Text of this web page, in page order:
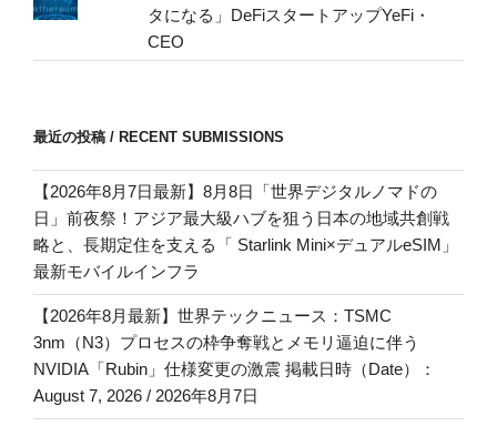
タになる」DeFiスタートアップYeFi・
CEO
最近の投稿 / RECENT SUBMISSIONS
【2026年8月7日最新】8月8日「世界デジタルノマドの
日」前夜祭！アジア最大級ハブを狙う日本の地域共創戦
略と、長期定住を支える「 Starlink Mini×デュアルeSIM」
最新モバイルインフラ
【2026年8月最新】世界テックニュース：TSMC
3nm（N3）プロセスの枠争奪戦とメモリ逼迫に伴う
NVIDIA「Rubin」仕様変更の激震 掲載日時（Date）：
August 7, 2026 / 2026年8月7日